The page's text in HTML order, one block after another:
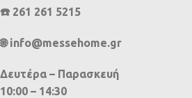
☎️ 261 261 5215
🌐 info@messehome.gr
Δευτέρα – Παρασκευή
10:00 – 14:30